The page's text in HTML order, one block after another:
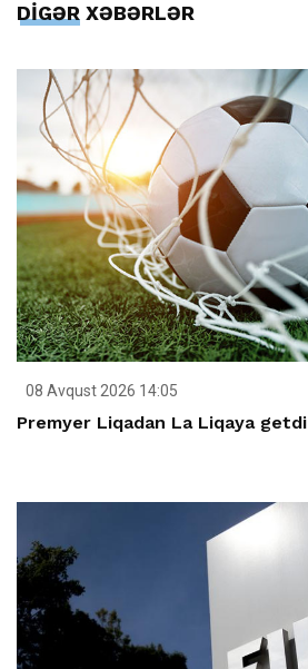
DİGƏR XƏBƏRLƏR
08 Avqust 2026 14:05
Premyer Liqadan La Liqaya getdi